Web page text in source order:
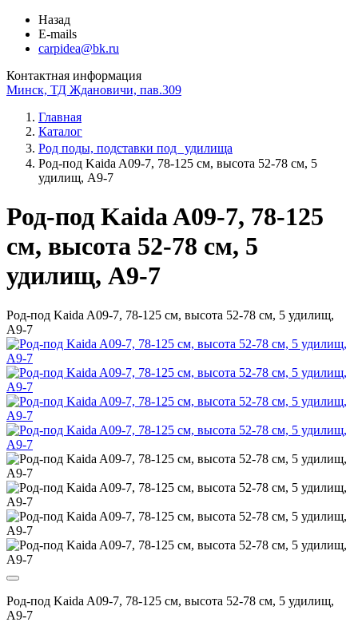
Назад
E-mails
carpidea@bk.ru
Контактная информация
Минск, ТД Ждановичи, пав.309
Главная
Каталог
Род поды, подставки под удилища
Род-под Kaida A09-7, 78-125 см, высота 52-78 см, 5
удилищ, A9-7
Род-под Kaida A09-7, 78-125
см, высота 52-78 см, 5
удилищ, A9-7
Род-под Kaida A09-7, 78-125 см, высота 52-78 см, 5 удилищ,
A9-7
Род-под Kaida A09-7, 78-125 см, высота 52-78 см, 5 удилищ,
A9-7